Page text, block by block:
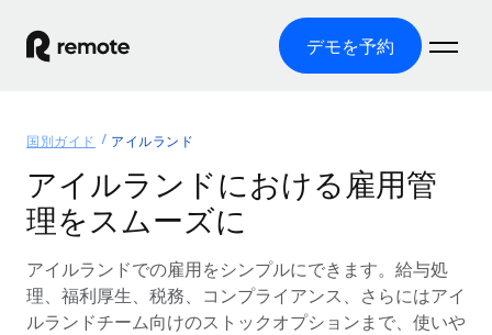
デモを予約
グローバル雇用
グローバル給与処理
コンプライアンス対応の給与処理を手軽に
Employer of Record（EOR）
ソリューション
各国の制度に対応
国別ガイド
リソース
ツールと計算ツール
価格
国別ガイド アイルランド
アイルランドにおける雇用管
理をスムーズに
アイルランドでの雇用をシンプルにできます。給与処
理、福利厚生、税務、コンプライアンス、さらにはアイ
ルランドチーム向けのストックオプションまで、使いや